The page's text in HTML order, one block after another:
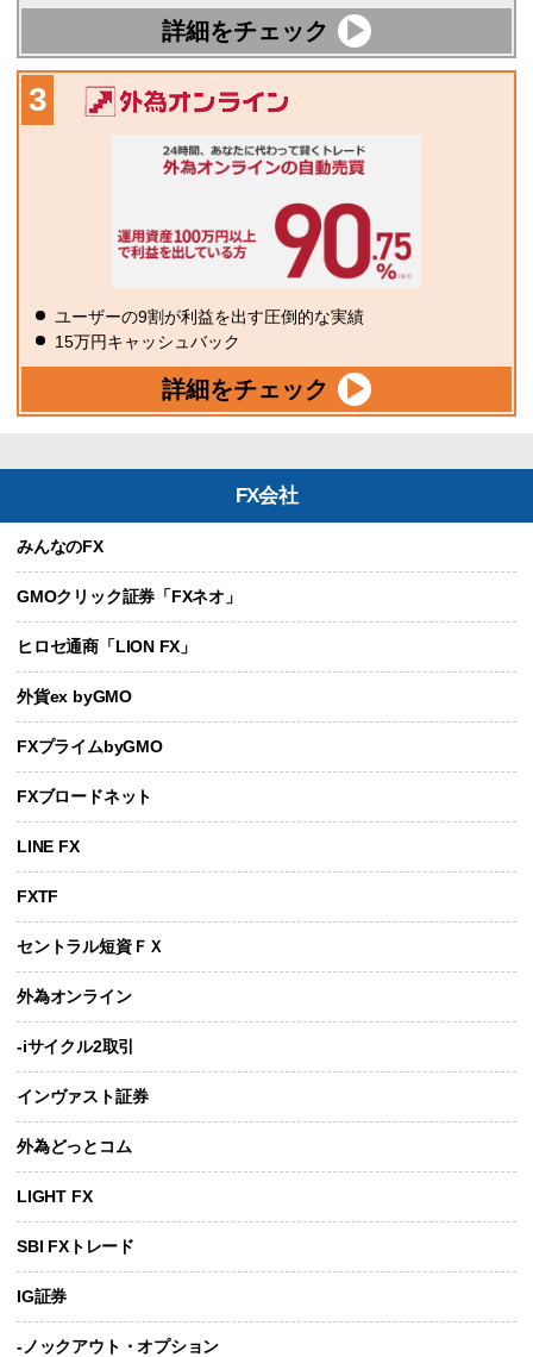
詳細をチェック
ユーザーの9割が利益を出す圧倒的な実績
15万円キャッシュバック
詳細をチェック
FX会社
みんなのFX
GMOクリック証券「FXネオ」
ヒロセ通商「LION FX」
外貨ex byGMO
FXプライムbyGMO
FXブロードネット
LINE FX
FXTF
セントラル短資ＦＸ
外為オンライン
-iサイクル2取引
インヴァスト証券
外為どっとコム
LIGHT FX
SBI FXトレード
IG証券
-ノックアウト・オプション